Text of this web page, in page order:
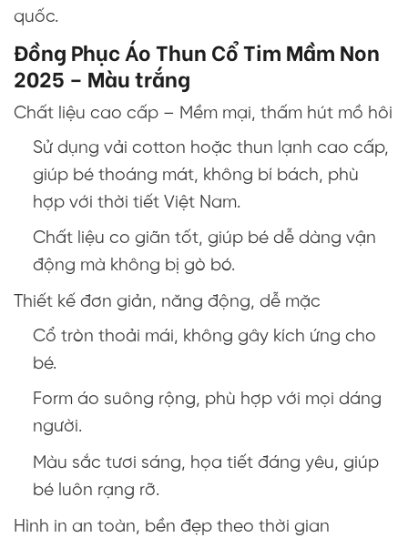
quốc.
Đồng Phục Áo Thun Cổ Tim Mầm Non
2025 – Màu trắng
Chất liệu cao cấp – Mềm mại, thấm hút mồ hôi
Sử dụng vải cotton hoặc thun lạnh cao cấp,
giúp bé thoáng mát, không bí bách, phù
hợp với thời tiết Việt Nam.
Chất liệu co giãn tốt, giúp bé dễ dàng vận
động mà không bị gò bó.
Thiết kế đơn giản, năng động, dễ mặc
Cổ tròn thoải mái, không gây kích ứng cho
bé.
Form áo suông rộng, phù hợp với mọi dáng
người.
Màu sắc tươi sáng, họa tiết đáng yêu, giúp
bé luôn rạng rỡ.
Hình in an toàn, bền đẹp theo thời gian